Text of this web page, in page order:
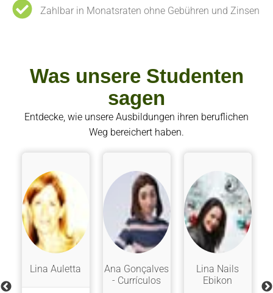
Zahlbar in Monatsraten ohne Gebühren und Zinsen
Was unsere Studenten
sagen
Entdecke, wie unsere Ausbildungen ihren beruflichen
Weg bereichert haben.
Lina Auletta
Ana Gonçalves
- Currículos
Lina Nails
Ebikon